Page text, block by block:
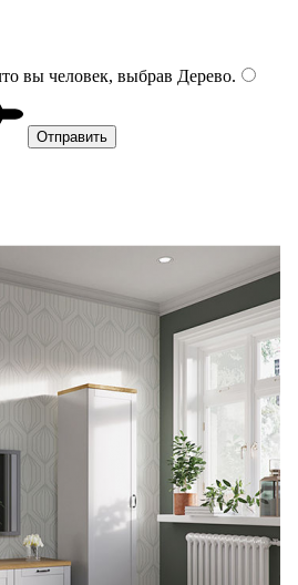
вы человек, выбрав Дерево.